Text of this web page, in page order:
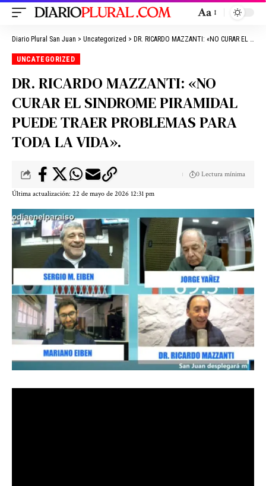
Aa
Diario Plural San Juan > Uncategorized > DR. RICARDO MAZZANTI: «NO CURAR EL SINDROME PIRAMIDAL PUEDE TRAER PROBLEMAS PARA TODA LA VIDA».
UNCATEGORIZED
DR. RICARDO MAZZANTI: «NO
CURAR EL SINDROME PIRAMIDAL
PUEDE TRAER PROBLEMAS PARA
TODA LA VIDA».
Última actualización: 22 de mayo de 2026 12:31 pm
0 Lectura mínima